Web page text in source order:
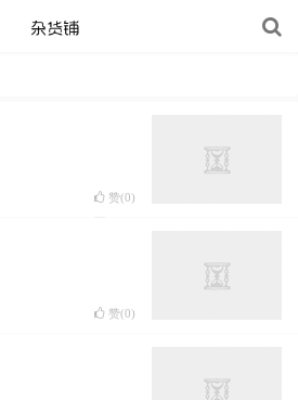
赞(0)
赞(0)